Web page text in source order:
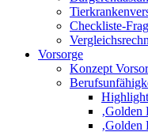
Checkliste-
Vorsorge
Konzept
‚Golden
‚Golden